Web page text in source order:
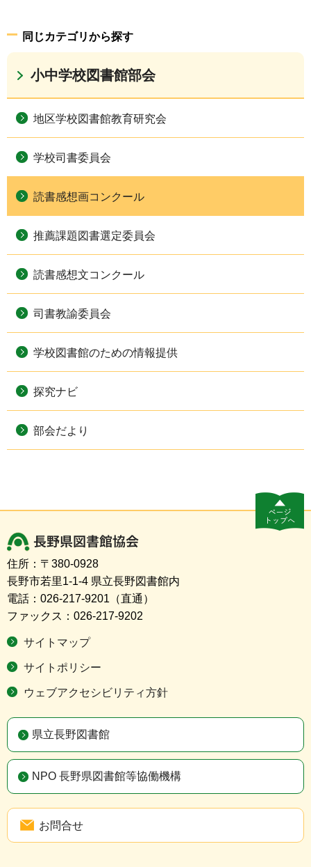
同じカテゴリから探す
小中学校図書館部会
地区学校図書館教育研究会
学校司書委員会
読書感想画コンクール
推薦課題図書選定委員会
読書感想文コンクール
司書教諭委員会
学校図書館のための情報提供
探究ナビ
部会だより
住所：〒380-0928
長野市若里1-1-4 県立長野図書館内
電話：026-217-9201（直通）
ファックス：026-217-9202
サイトマップ
サイトポリシー
ウェブアクセシビリティ方針
県立長野図書館
NPO 長野県図書館等協働機構
お問合せ